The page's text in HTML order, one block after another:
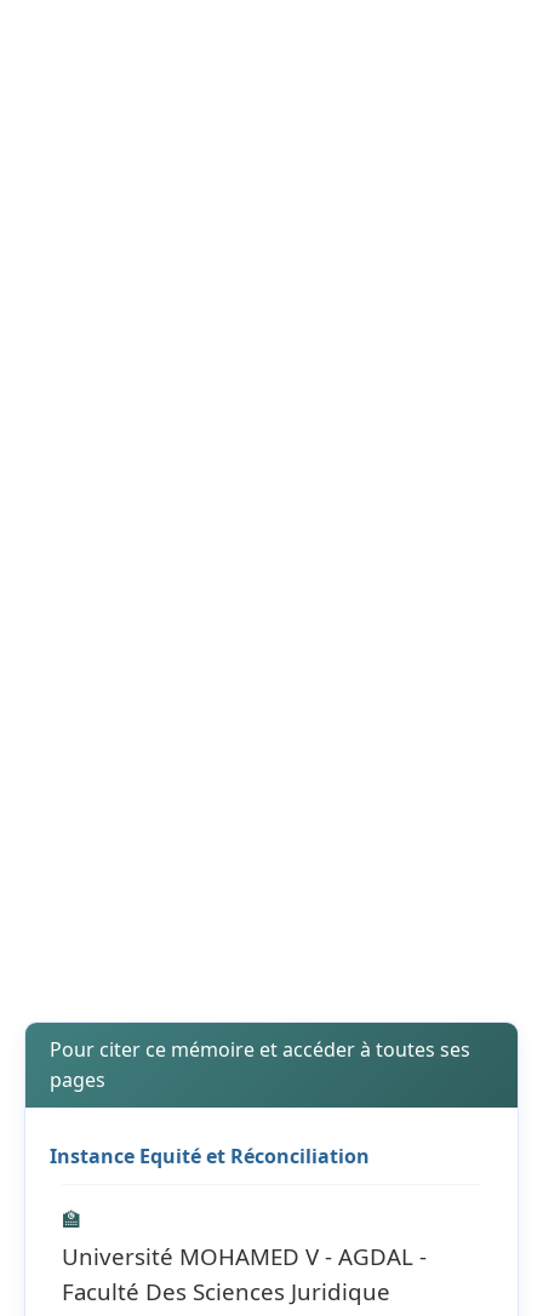
Pour citer ce mémoire et accéder à toutes ses
pages
Instance Equité et Réconciliation
🏫
Université MOHAMED V - AGDAL -
Faculté Des Sciences Juridique